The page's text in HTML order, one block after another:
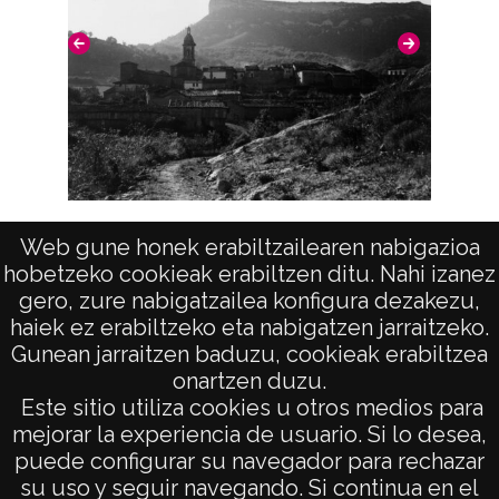
Web gune honek erabiltzailearen nabigazioa
hobetzeko cookieak erabiltzen ditu. Nahi izanez
gero, zure nabigatzailea konfigura dezakezu,
haiek ez erabiltzeko eta nabigatzen jarraitzeko.
Gunean jarraitzen baduzu, cookieak erabiltzea
onartzen duzu.
Este sitio utiliza cookies u otros medios para
mejorar la experiencia de usuario. Si lo desea,
puede configurar su navegador para rechazar
su uso y seguir navegando. Si continua en el
Ullíbarri de Cuartango
Notas
Nº de identificación: 8071 Duplicado del
positivo: 10351 Positivo; original: 8071;
Signaturas: Copia digital: ATHA-DAF-GUE-
GUE-10351;
Licencia de las imágenes
CC BY-NC-SA 4.0
Vista (ANTOÑANA)
AVISO LEGAL
POLÍTICA DE PRIVACIDAD
ACCESIBILIDAD